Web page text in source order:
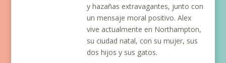
y hazañas extravagantes, junto con
un mensaje moral positivo. Alex
vive actualmente en Northampton,
su ciudad natal, con su mujer, sus
dos hijos y sus gatos.